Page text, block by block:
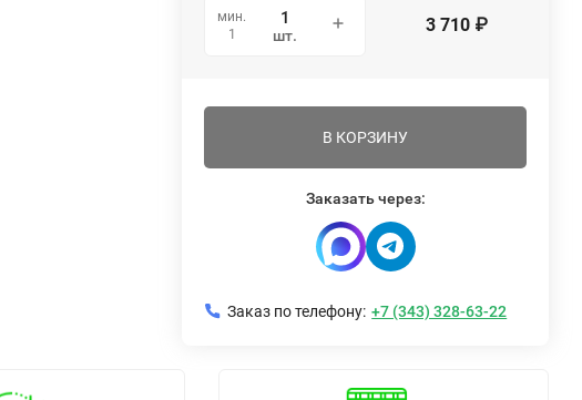
мин.
1
шт. 3 710 ₽
В КОРЗИНУ
Заказать через:
Заказ по телефону: +7 (343) 328-63-22